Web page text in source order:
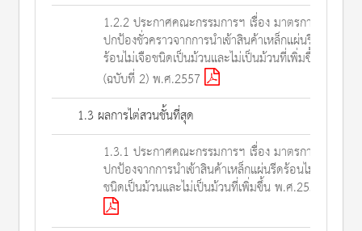
1.2.2 ประกาศคณะกรรมการฯ เรื่อง มาตรการ
ปกป้องชั่วคราวจากการนำเข้าสินค้าเหล็กแผ่นรีด
ร้อนไม่เจือชนิดเป็นม้วนและไม่เป็นม้วนที่เพิ่มขึ้น
(ฉบับที่ 2) พ.ศ.2557
1.3 ผลการไต่สวนชั้นที่สุด
1.3.1 ประกาศคณะกรรมการฯ เรื่อง มาตรการ
ปกป้องจากการนำเข้าสินค้าเหล็กแผ่นรีดร้อนไม่เจือ
ชนิดเป็นม้วนและไม่เป็นม้วนที่เพิ่มขึ้น พ.ศ.2557